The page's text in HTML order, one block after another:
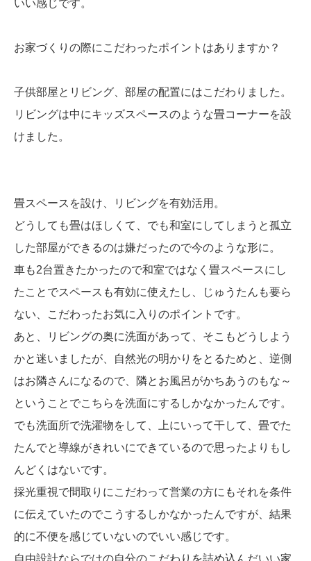
いい感じです。
お家づくりの際にこだわったポイントはありますか？
子供部屋とリビング、部屋の配置にはこだわりました。
リビングは中にキッズスペースのような畳コーナーを設
けました。
畳スペースを設け、リビングを有効活用。
どうしても畳はほしくて、でも和室にしてしまうと孤立
した部屋ができるのは嫌だったので今のような形に。
車も2台置きたかったので和室ではなく畳スペースにし
たことでスペースも有効に使えたし、じゅうたんも要ら
ない、こだわったお気に入りのポイントです。
あと、リビングの奥に洗面があって、そこもどうしよう
かと迷いましたが、自然光の明かりをとるためと、逆側
はお隣さんになるので、隣とお風呂がかちあうのもな～
ということでこちらを洗面にするしかなかったんです。
でも洗面所で洗濯物をして、上にいって干して、畳でた
たんでと導線がきれいにできているので思ったよりもし
んどくはないです。
採光重視で間取りにこだわって営業の方にもそれを条件
に伝えていたのでこうするしかなかったんですが、結果
的に不便を感じていないのでいい感じです。
自由設計ならではの自分のこだわりを詰め込んだいい家